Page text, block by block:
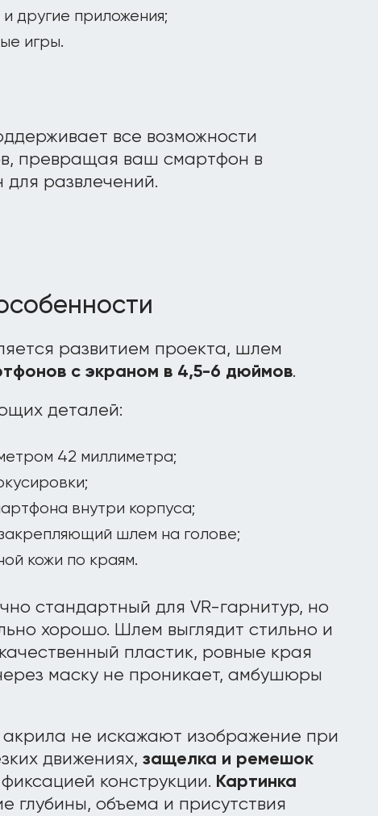
другие приложения;
игры.
все возможности
превращая ваш смартфон в
развлечений.
развитием проекта, шлем
с экраном в 4,5-6 дюймов.
деталей:
42 миллиметра;
внутри корпуса;
шлем на голове;
кожи по краям.
стандартный для VR-гарнитур, но
хорошо. Шлем выглядит стильно и
пластик, ровные края
маску не проникает, амбушюры
не искажают изображение при
движениях, защелка и ремешок
конструкции. Картинка
глубины, объема и присутствия